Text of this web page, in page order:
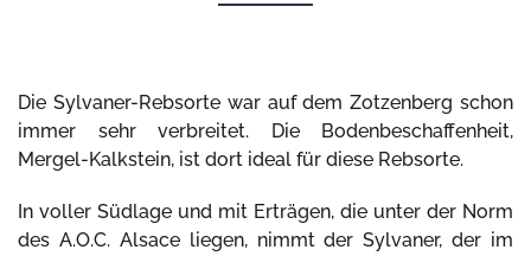
Die Sylvaner-Rebsorte war auf dem Zotzenberg schon
immer sehr verbreitet. Die Bodenbeschaffenheit,
Mergel-Kalkstein, ist dort ideal für diese Rebsorte.
In voller Südlage und mit Erträgen, die unter der Norm
des A.O.C. Alsace liegen, nimmt der Sylvaner, der im